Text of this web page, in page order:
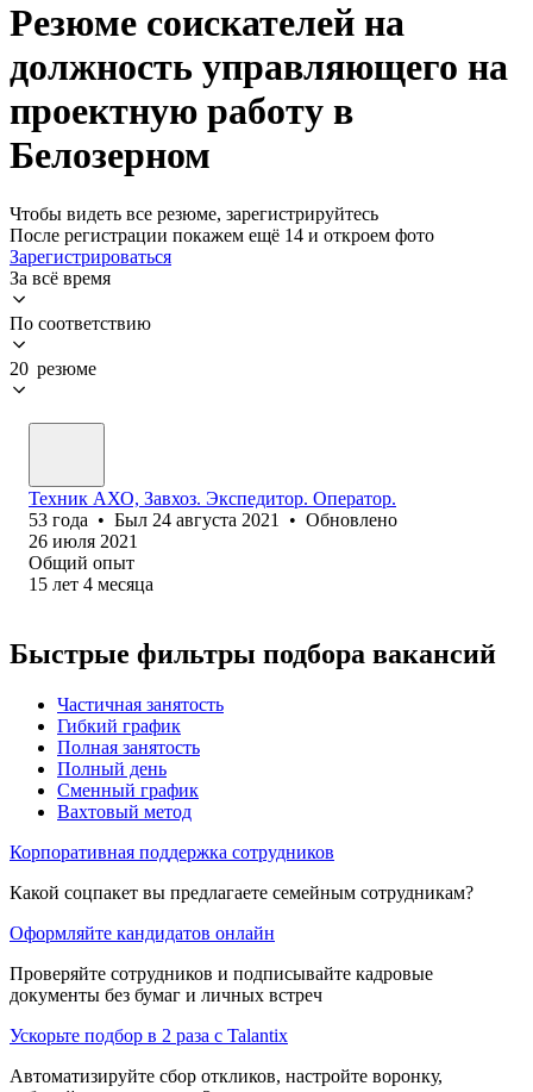
Резюме соискателей на
должность управляющего на
проектную работу в
Белозерном
Чтобы видеть все резюме, зарегистрируйтесь
После регистрации покажем ещё 14 и откроем фото
Зарегистрироваться
За всё время
По соответствию
20 резюме
Техник АХО, Завхоз. Экспедитор. Оператор.
53 года • Был 24 августа 2021 • Обновлено
26 июля 2021
Общий опыт
15 лет 4 месяца
Быстрые фильтры подбора вакансий
Частичная занятость
Гибкий график
Полная занятость
Полный день
Сменный график
Вахтовый метод
Корпоративная поддержка сотрудников
Какой соцпакет вы предлагаете семейным сотрудникам?
Оформляйте кандидатов онлайн
Проверяйте сотрудников и подписывайте кадровые
документы без бумаг и личных встреч
Ускорьте подбор в 2 раза с Talantix
Автоматизируйте сбор откликов, настройте воронку,